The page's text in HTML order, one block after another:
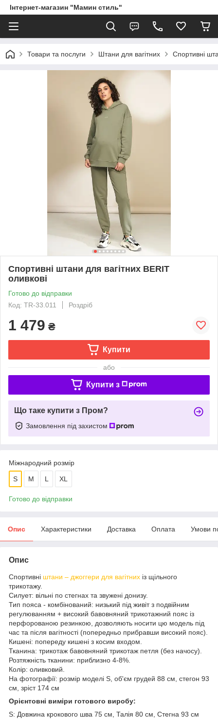
Інтернет-магазин "Мамин стиль"
Товари та послуги Штани для вагітних Спортивні
Спортивні штани для вагітних BERIT
оливкові
Готово до відправки
Код: TR-33.011
Роздріб
1 479 ₴
Купити
або
Купити з
Що таке купити з Пром?
Замовлення під захистом
Міжнародний розмір
S M L XL
Готово до відправки
Опис Характеристики Доставка Оплата Умови
Опис
Спортивні штани – джоггери для вагітних із щільного
трикотажу.
Силует: вільні по стегнах та звужені донизу.
Тип пояса - комбінований: низький під живіт з подвійним
регулюванням + високий бавовняний трикотажний пояс із
перфорованою резинкою, дозволяють носити цю модель під
час та після вагітності (попередньо прибравши високий пояс).
Кишені: попереду кишені з косим входом.
Тканина: трикотаж бавовняний трикотаж петля (без начосу).
Розтяжність тканини: приблизно 4-8%.
Колір: оливковий.
На фотографії: розмір моделі S, об'єм грудей 88 см, стегон 93
см, зріст 174 см
Орієнтовні виміри готового виробу:
S: Довжина крокового шва 75 см, Талія 80 см, Стегна 93 см